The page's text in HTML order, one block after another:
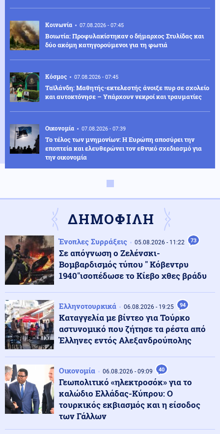
Κοινωνία 07.08.2026 - 07:45
Βοιωτία: Προφυλακίστηκαν ο δήμαρχος Στυλίδας και
δύο ακόμη κατηγορούμενοι για τη φωτιά
Κόσμος 07.08.2026 - 07:45
Ταϊλάνδη: Μαθητής-εκτελεστής άνοιξε πυρ σε σχολείο
και αυτοκτόνησε – Υπάρχουν νεκροί και τραυματίες
Οικονομία 07.08.2026 - 07:39
Το τέλος των μνημονίων: Η Ευρώπη αποσύρει την
εποπτεία και ελευθερώνει τον εθνικό σχεδιασμό για
την οικονομία
Μέση Ανατολή
Το Ιράν κλείνει τα Στενά για ΗΠΑ και Ισραήλ – Στην
απόλυτη «παγίδα» του πολέμου ο Τραμπ
Κοινωνία
«Κρανίου τόπος» το Πόρτο Γερμενό: 84 σπίτια στον
κατάλογο της κατεδάφισης – Πότε ξεκινούν οι
αιτήσεις
Κοινωνία 07.08.2026 - 07:23
Κοινωνία 07.08.2026 - 07:17
Marfin: Πώς η τεχνητή νοημοσύνη οδήγησε στη
σύλληψη της 46χρονης
ΔΗΜΟΦΙΛΗ
Ένοπλες Συρράξεις 05.08.2026 - 11:22 73
Σε απόγνωση ο Ζελένσκι-
Βομβαρδισμός τύπου " Κόβεντρυ
1940"ισοπέδωσε το Κίεβο χθες βράδυ
Ελληνοτουρκικά 06.08.2026 - 19:25 94
Καταγγελία με βίντεο για Τούρκο
αστυνομικό που ζήτησε τα ρέστα από
Έλληνες εντός Αλεξανδρούπολης
Οικονομία 06.08.2026 - 09:09 40
Γεωπολιτικό «ηλεκτροσόκ» για το
καλώδιο Ελλάδας-Κύπρου: Ο
τουρκικός εκβιασμός και η είσοδος
των Γάλλων